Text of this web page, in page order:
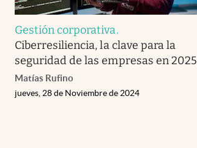
Gestión corporativa.
Ciberresiliencia, la clave para la
seguridad de las empresas en 2025
Matías Rufino
jueves, 28 de Noviembre de 2024